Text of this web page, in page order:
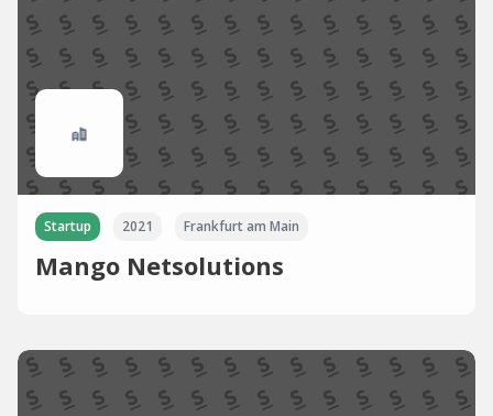
Startup 2021 Frankfurt am Main
Mango Netsolutions